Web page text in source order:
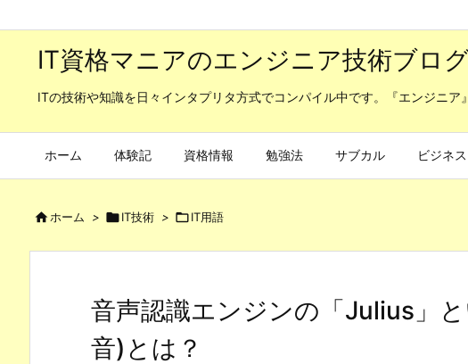
IT資格マニアのエンジニア技術ブロ
ITの技術や知識を日々インタプリタ方式でコンパイル中です。『エンジニア
ホーム 体験記 資格情報 勉強法 サブカル ビジネス
ホーム > IT技術 > IT用語
音声認識エンジンの「Julius」
音)とは？